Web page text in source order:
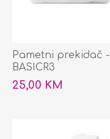
Pametni prekidač -
BASICR3
25,00 KM